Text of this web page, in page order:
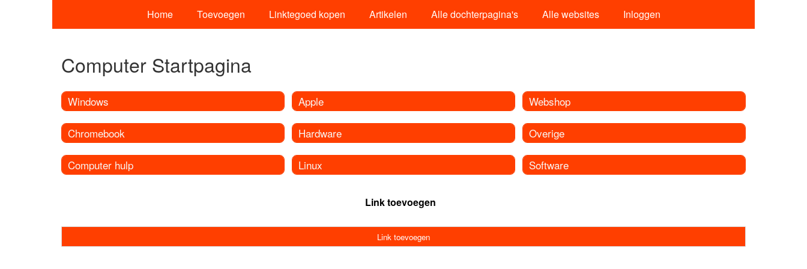
Home Toevoegen Linktegoed kopen Artikelen Alle dochterpagina's Alle websites Inloggen
Computer Startpagina
Windows
Chromebook
Computer hulp
Apple
Hardware
Linux
Webshop
Overige
Software
Link toevoegen
Link toevoegen